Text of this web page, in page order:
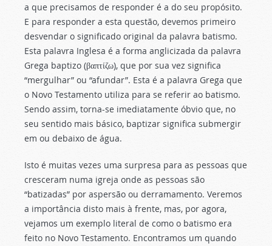
a que precisamos de responder é a do seu propósito.
E para responder a esta questão, devemos primeiro
desvendar o significado original da palavra batismo.
Esta palavra Inglesa é a forma anglicizada da palavra
Grega baptizo (βαπτίζω), que por sua vez significa
“mergulhar” ou “afundar”. Esta é a palavra Grega que
o Novo Testamento utiliza para se referir ao batismo.
Sendo assim, torna-se imediatamente óbvio que, no
seu sentido mais básico, baptizar significa submergir
em ou debaixo de água.
Isto é muitas vezes uma surpresa para as pessoas que
cresceram numa igreja onde as pessoas são
“batizadas” por aspersão ou derramamento. Veremos
a importância disto mais à frente, mas, por agora,
vejamos um exemplo literal de como o batismo era
feito no Novo Testamento. Encontramos um quando